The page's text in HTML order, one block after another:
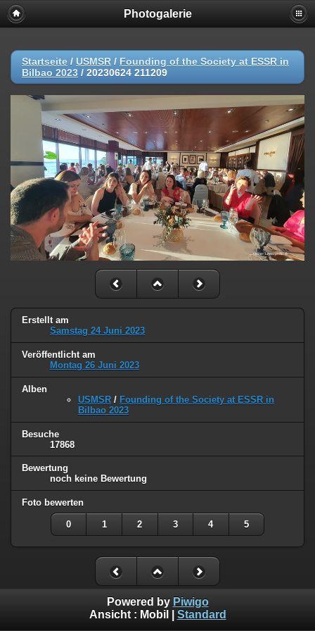
Photogalerie
Startseite / USMSR / Founding of the Society at ESSR in
Bilbao 2023 / 20230624 211209
Erstellt am
Samstag 24 Juni 2023
Veröffentlicht am
Montag 26 Juni 2023
Alben
USMSR / Founding of the Society at ESSR in
Bilbao 2023
Besuche
17868
Bewertung
noch keine Bewertung
Foto bewerten
0 1 2 3 4 5
Powered by Piwigo
Ansicht : Mobil Standard